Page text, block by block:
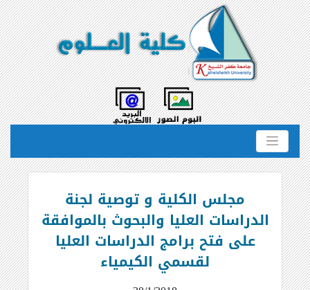
مجلس الكلية و توصية لجنة
الدراسات العليا والبحوث بالموافقة
على فتح برامج الدراسات العليا
لقسمي الكيمياء